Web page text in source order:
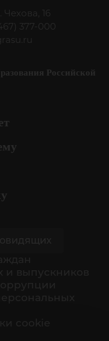
16
377-000
Российской